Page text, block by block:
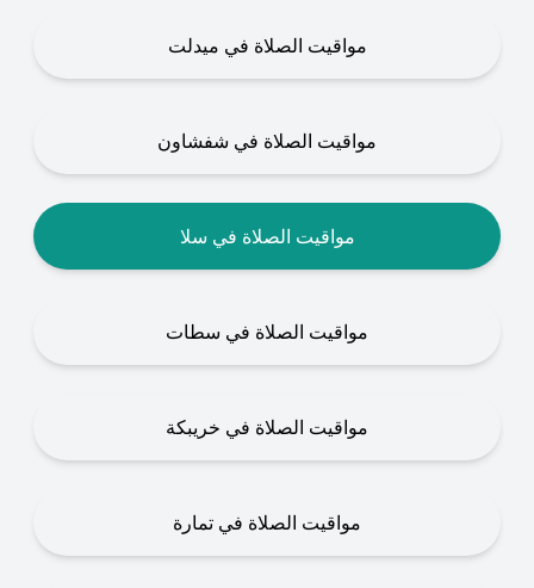
مواقيت الصلاة في ميدلت
مواقيت الصلاة في شفشاون
مواقيت الصلاة في سلا
مواقيت الصلاة في سطات
مواقيت الصلاة في خريبكة
مواقيت الصلاة في تمارة